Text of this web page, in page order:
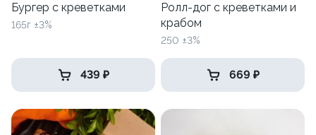
Бургер с креветками
165г ±3%
439 ₽
Ролл-дог с креветками и
крабом
250 ±3%
669 ₽